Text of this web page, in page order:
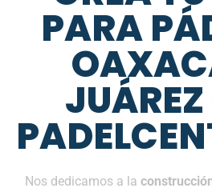
PARA
Nos dedicamos a la